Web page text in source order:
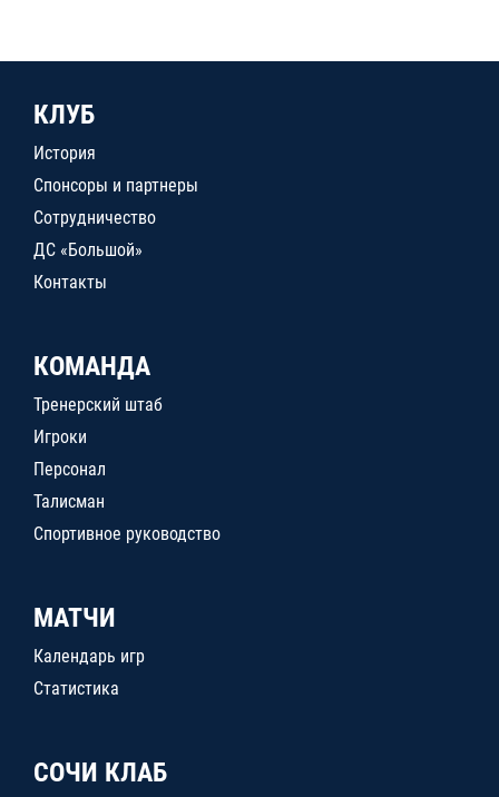
КЛУБ
История
Спонсоры и партнеры
Сотрудничество
ДС «Большой»
Контакты
КОМАНДА
Тренерский штаб
Игроки
Персонал
Талисман
Спортивное руководство
МАТЧИ
Календарь игр
Статистика
СОЧИ КЛАБ